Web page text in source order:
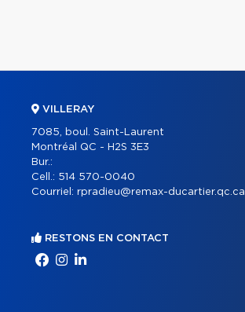
VILLERAY
7085, boul. Saint-Laurent
Montréal QC - H2S 3E3
Bur.:
Cell.: 514 570-0040
Courriel: rpradieu@remax-ducartier.qc.ca
RESTONS EN CONTACT